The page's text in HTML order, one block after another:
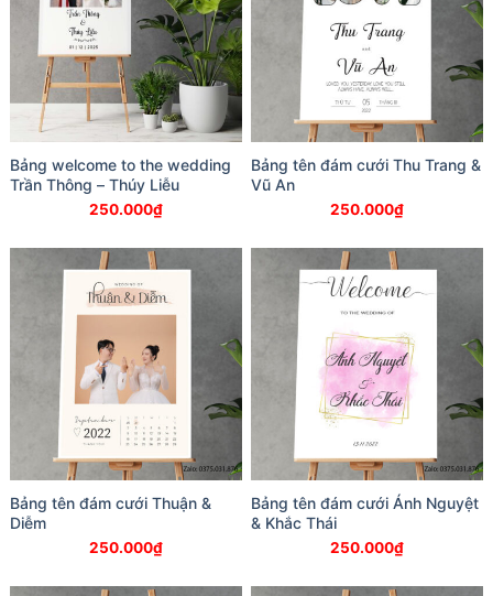
Bảng welcome to the wedding
Trần Thông – Thúy Liễu
250.000₫
Bảng tên đám cưới Thu Trang &
Vũ An
250.000₫
Bảng tên đám cưới Thuận &
Diễm
250.000₫
Bảng tên đám cưới Ánh Nguyệt
& Khắc Thái
250.000₫